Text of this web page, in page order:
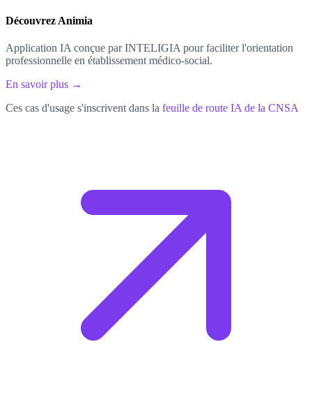
Découvrez Animia
Application IA conçue par INTELIGIA pour faciliter l'orientation
professionnelle en établissement médico-social.
En savoir plus →
Ces cas d'usage s'inscrivent dans la feuille de route IA de la CNSA